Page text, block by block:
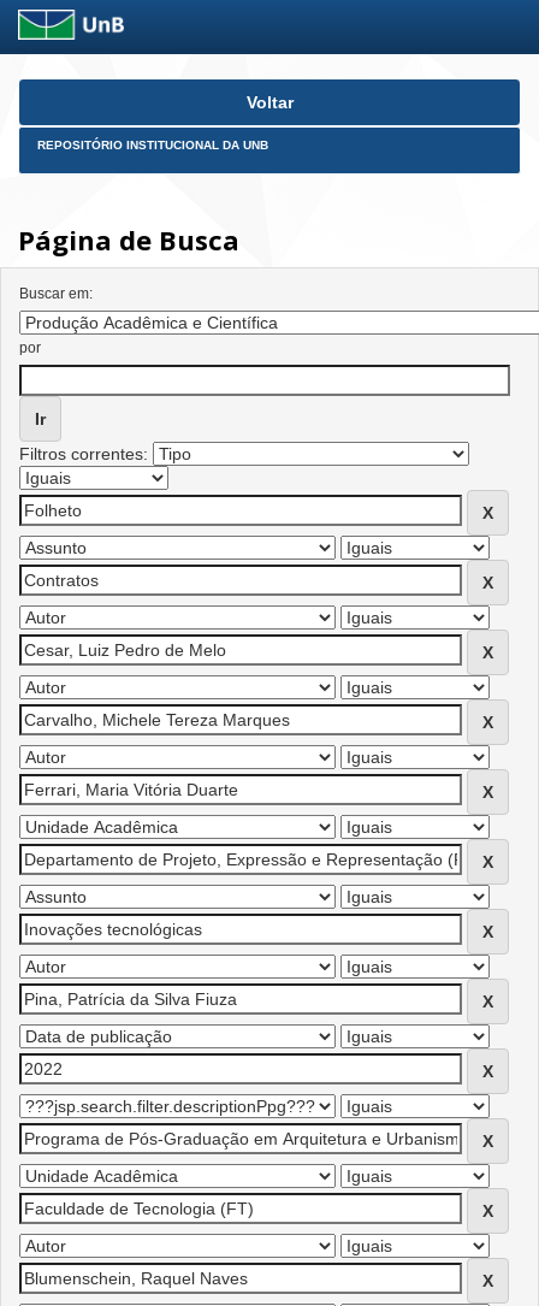
Skip
Voltar
REPOSITÓRIO INSTITUCIONAL DA UNB
Página de Busca
Buscar em:
por
Filtros correntes: